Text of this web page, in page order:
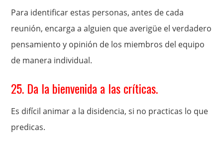
Para identificar estas personas, antes de cada
reunión, encarga a alguien que averigüe el verdadero
pensamiento y opinión de los miembros del equipo
de manera individual.
25. Da la bienvenida a las críticas.
Es difícil animar a la disidencia, si no practicas lo que
predicas.